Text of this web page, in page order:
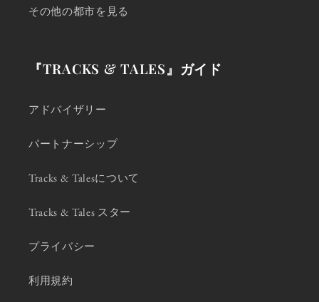
その他の都市を見る
『TRACKS & TALES』ガイド
アドバイザリー
パートナーシップ
Tracks & Talesについて
Tracks & Tales スター
プライバシー
利用規約